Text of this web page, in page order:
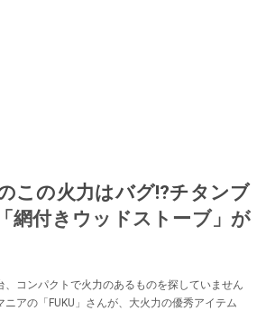
この火力はバグ⁉チタンブ
網付きウッドストーブ」が
、コンパクトで火力のあるものを探していません
アの「FUKU」さんが、大火力の優秀アイテム